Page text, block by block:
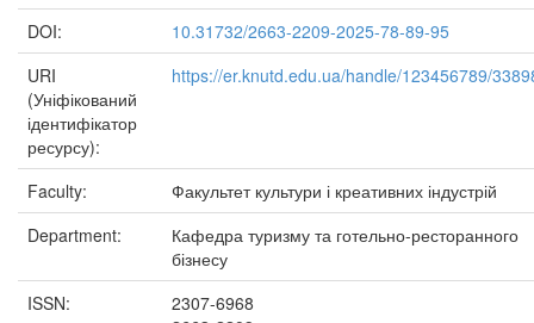
DOI:
10.31732/2663-2209-2025-78-89-95
URI
(Уніфікований
ідентифікатор
ресурсу):
https://er.knutd.edu.ua/handle/123456789/
Faculty:
Факультет культури і креативних індустрій
Department:
Кафедра туризму та готельно-ресторанного
бізнесу
ISSN:
2307-6968